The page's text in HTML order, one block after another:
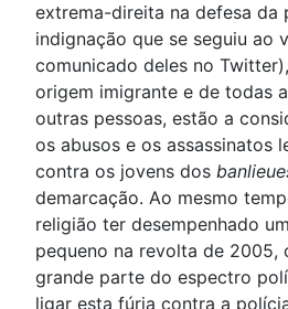
extrema-direita na defesa da
indignação que se seguiu ao
comunicado deles no
origem imigrante e de todas
outras pessoas, estão a
os abusos e os assassinatos
contra os jovens dos
demarcação. Ao mesmo
religião ter desempenhado
pequeno na revolta de 2005,
grande parte do espectro
ligar esta fúria contra a